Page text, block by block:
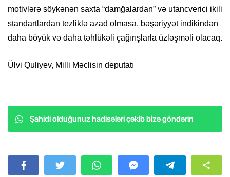
motivlərə söykənən saxta “damğalardan” və utancverici ikili
standartlardan tezliklə azad olmasa, bəşəriyyət indikindən
daha böyük və daha təhlükəli çağırışlarla üzləşməli olacaq.
Ülvi Quliyev, Milli Məclisin deputatı
Şahidi olduğunuz hadisələri çəkib bizə göndərin